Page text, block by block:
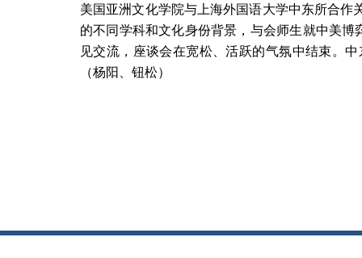
美国亚洲文化学院与上海外国语大学中东所合
的不同学科和文化身份背景，与会师生就中美
见交流，座谈会在宽松、活跃的气氛中结束。
（杨阳、钮松）